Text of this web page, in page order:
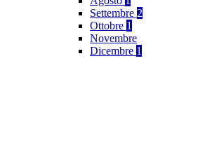
Settembre 2
Ottobre 1
Novembre
Dicembre 1